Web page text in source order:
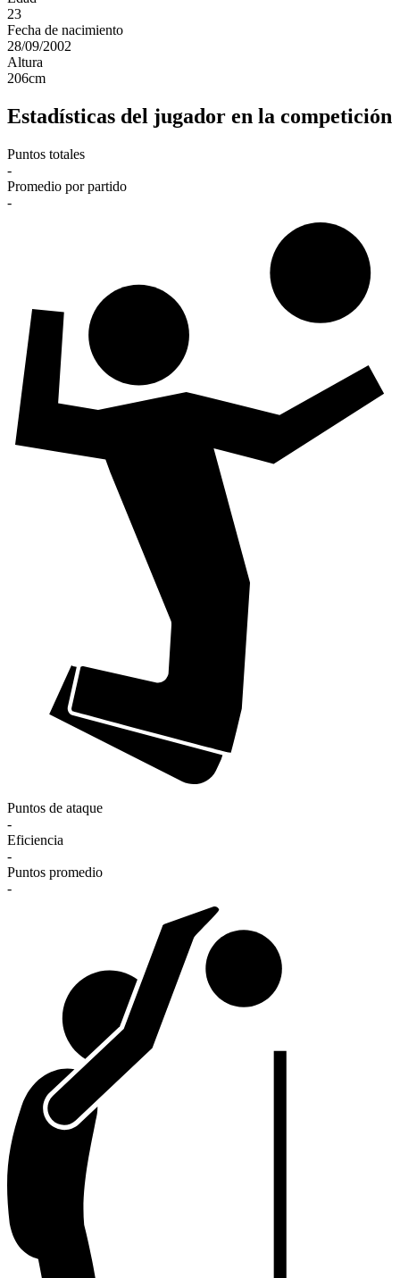
23
Fecha de nacimiento
28/09/2002
Altura
206cm
Estadísticas del jugador en la competición
Puntos totales
-
Promedio por partido
-
Puntos de ataque
-
Eficiencia
-
Puntos promedio
-